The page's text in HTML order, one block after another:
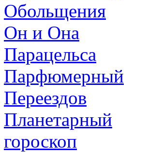
Обольщения
Он и Она
Парацельса
Парфюмерный
Переездов
Планетарный
гороскоп